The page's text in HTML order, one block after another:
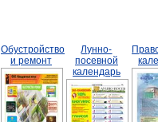
Обустройство
и ремонт
Лунно-
посевной
календарь